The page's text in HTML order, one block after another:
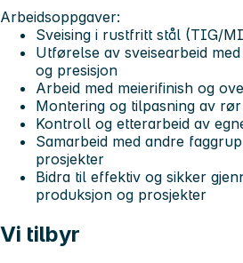
Arbeidsoppgaver:
Sveising i rustfritt stål (TIG/
Utførelse av sveisearbeid
og presisjon
Arbeid med meierifinish og
Montering og tilpasning av
Kontroll og etterarbeid av
Samarbeid med andre
prosjekter
Bidra til effektiv og sikker
produksjon og prosjekter
Vi tilbyr